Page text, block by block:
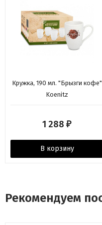
Кружка, 190 мл. "Брызги кофе"
Koenitz
1 288 ₽
В корзину
Рекомендуем